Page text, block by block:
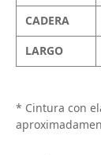
CADERA
LARGO
* Cintura con